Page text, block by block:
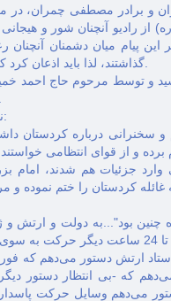
و برادر مصطفی چمران، در
راديو آنچنان شور و هيجانی
پيام ميان دشمنان آنچنان
و توسط مرحوم حاج احمد
نیم نگاهی به ۲۸ مرداد و غائله کردستان:
روز 24 حکم، پیام و سخنرانی درباره
جزئیات هم شدند، امام
غائله کردستان را ختم نموده
چنین بود"...به دولت و ارتش و
ارتش دستور می‌دهم که
که -بی انتظار دستور
می‌دهم وسایل حرکت